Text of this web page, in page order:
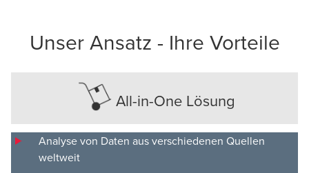
Unser Ansatz - Ihre Vorteile
All-in-One Lösung
Analyse von Daten aus verschiedenen Quellen
weltweit